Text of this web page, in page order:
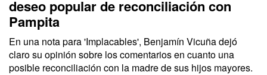
deseo popular de reconciliación con
Pampita
En una nota para'Implacables', Benjamín Vicuñadejó
claro su opinión sobre los comentarios en cuanto una
posible reconciliación con la madre de sus hijos mayores.